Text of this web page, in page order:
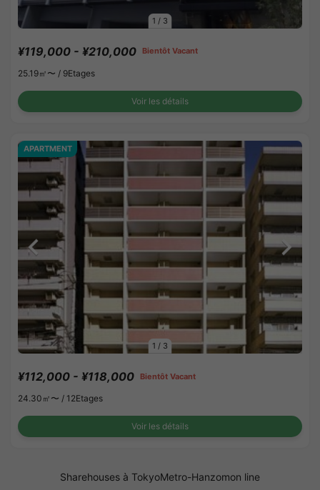
1 / 3
¥119,000 - ¥210,000 Bientôt Vacant
25.19㎡〜 / 9Etages
Voir les détails
1 / 3
APARTMENT
¥112,000 - ¥118,000 Bientôt Vacant
24.30㎡〜 / 12Etages
Voir les détails
Sharehouses à TokyoMetro-Hanzomon line